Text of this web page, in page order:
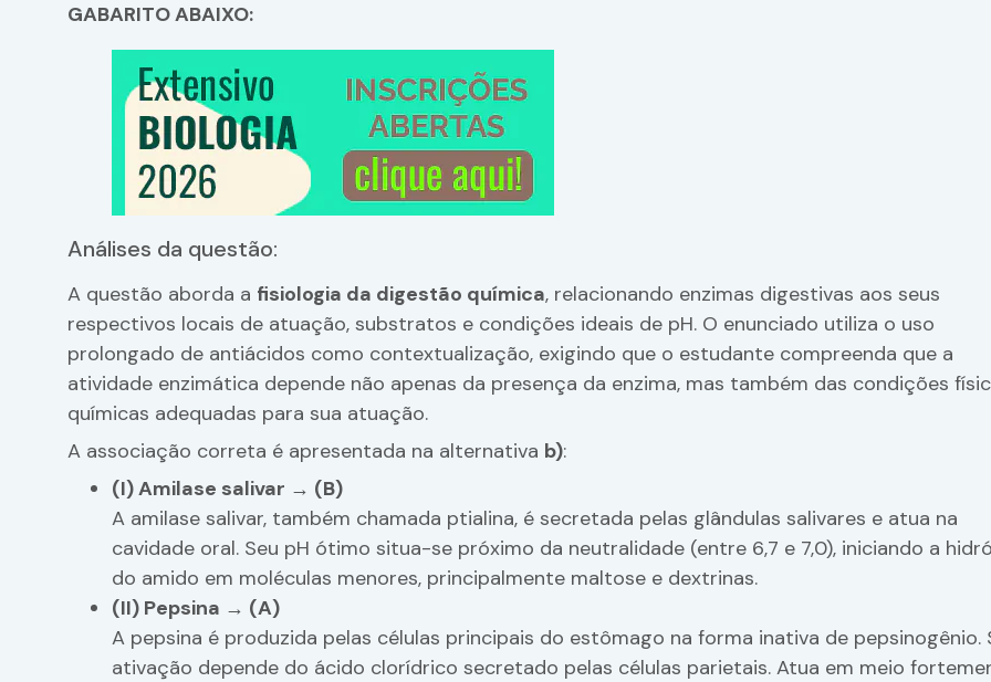
GABARITO ABAIXO:
Análises da questão:
A questão aborda a fisiologia da digestão química, relacionando enzimas digestivas aos seus
respectivos locais de atuação, substratos e condições ideais de pH. O enunciado utiliza o uso
prolongado de antiácidos como contextualização, exigindo que o estudante compreenda que a
atividade enzimática depende não apenas da presença da enzima, mas também das condições
químicas adequadas para sua atuação.
A associação correta é apresentada na alternativa b):
(I) Amilase salivar → (B)
A amilase salivar, também chamada ptialina, é secretada pelas glândulas salivares e atua na
cavidade oral. Seu pH ótimo situa-se próximo da neutralidade (entre 6,7 e 7,0), iniciando a
do amido em moléculas menores, principalmente maltose e dextrinas.
(II) Pepsina → (A)
A pepsina é produzida pelas células principais do estômago na forma inativa de pepsinogênio.
ativação depende do ácido clorídrico secretado pelas células parietais. Atua em meio